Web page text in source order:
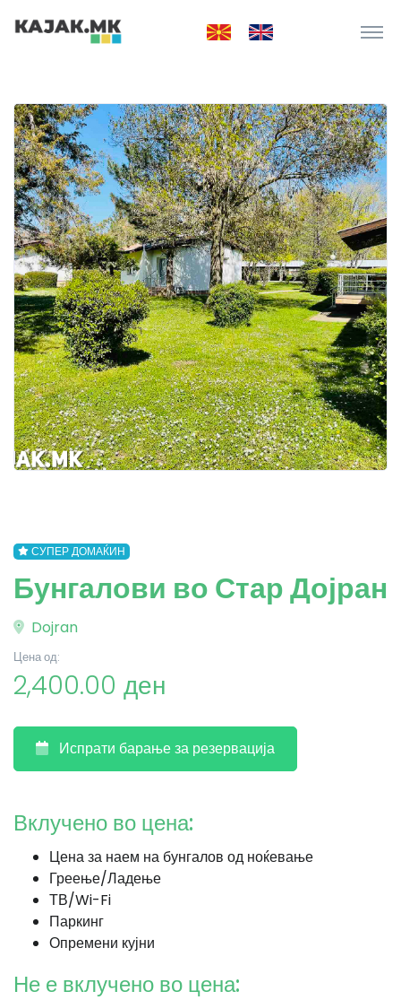
СУПЕР ДОМАЌИН
Бунгалови во Стар Дојран
Dojran
Цена од:
2,400.00 ден
Испрати барање за резервација
Вклучено во цена:
Цена за наем на бунгалов од ноќевање
Греење/Ладење
ТВ/Wi-Fi
Паркинг
Опремени кујни
Не е вклучено во цена: